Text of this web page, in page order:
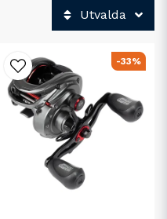
Utvalda
-33%